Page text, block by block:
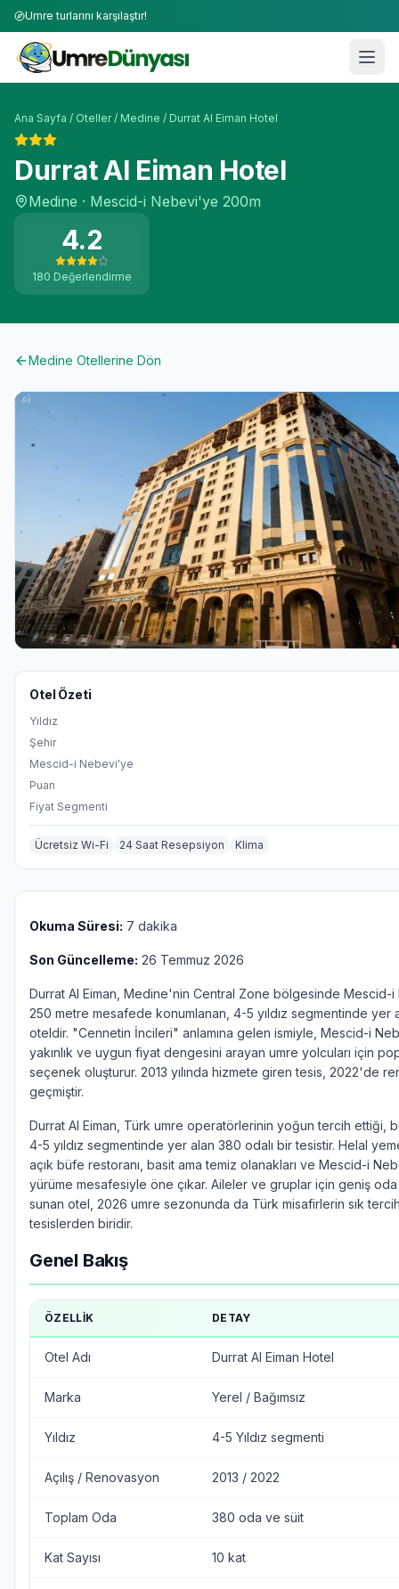
Umre turlarını karşılaştır!
Ana Sayfa / Oteller/ Medine / Durrat Al Eiman Hotel
Durrat Al Eiman Hotel
Medine · Mescid-i Nebevi'ye 200m
4.2
180 Değerlendirme
Medine Otellerine Dön
Otel Özeti
Yıldız
Şehir
Mescid-i Nebevi'ye
Puan
Fiyat Segmenti
Ücretsiz Wi-Fi 24 Saat Resepsiyon Klima
Okuma Süresi: 7 dakika
Son Güncelleme: 26 Temmuz 2026
Durrat Al Eiman, Medine'nin Central Zone bölgesinde
250 metre mesafede konumlanan, 4-5 yıldız segmentinde yer
oteldir. "Cennetin İncileri" anlamına gelen ismiyle, Mescid-i
yakınlık ve uygun fiyat dengesini arayan umre yolcuları için
seçenek oluşturur. 2013 yılında hizmete giren tesis, 2022'de
geçmiştir.
Durrat Al Eiman, Türk umre operatörlerinin yoğun tercih ettiği,
4-5 yıldız segmentinde yer alan 380 odalı bir tesistir. Helal
açık büfe restoranı, basit ama temiz olanakları ve Mescid-i
yürüme mesafesiyle öne çıkar. Aileler ve gruplar için geniş
sunan otel, 2026 umre sezonunda da Türk misafirlerin sık
tesislerden biridir.
Genel Bakış
ÖZELLIK DETAY
Otel Adı Durrat Al Eiman Hotel
Marka Yerel / Bağımsız
Yıldız 4-5 Yıldız segmenti
Açılış / Renovasyon 2013 / 2022
Toplam Oda 380 oda ve süit
Kat Sayısı 10 kat